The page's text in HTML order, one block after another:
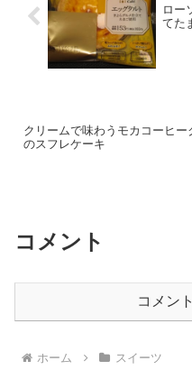
ロー
てた
クリームで味わうモカコーヒー
のスフレケーキ
コメント
コメン
ホーム スイーツ